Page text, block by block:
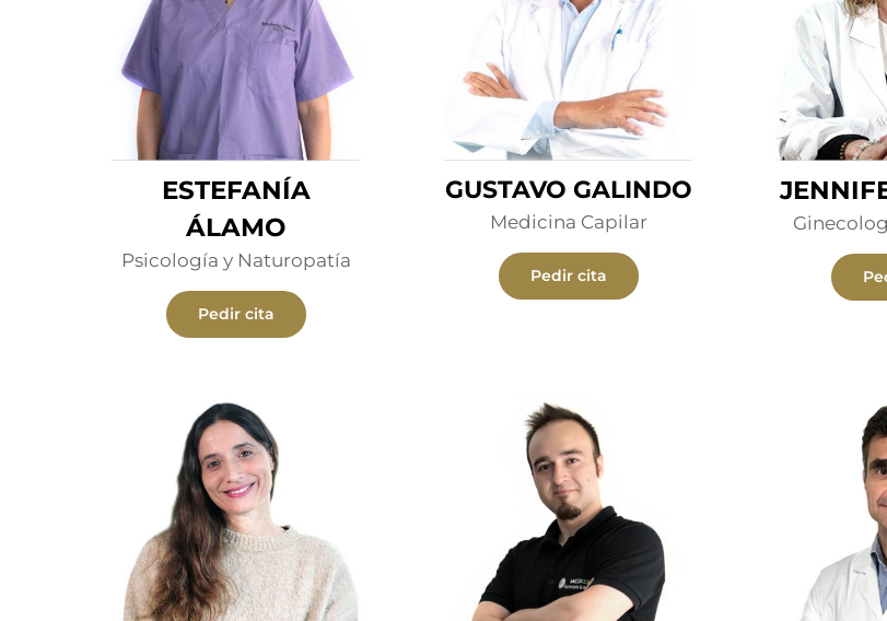
ESTEFANÍA
ÁLAMO
Psicología y Naturopatía
Pedir cita
GUSTAVO GALINDO
Medicina Capilar
Pedir cita